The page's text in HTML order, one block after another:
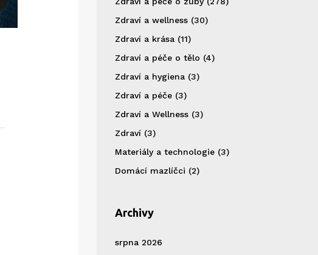
Zdraví a wellness (30)
Zdraví a krása (11)
Zdraví a péče o tělo (4)
Zdraví a hygiena (3)
Zdraví a péče (3)
Zdraví a Wellness (3)
Zdraví (3)
Materiály a technologie (3)
Domácí mazlíčci (2)
Archivy
srpna 2026